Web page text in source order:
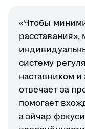
«Чтобы
систему
наставником
отвечает за
помогает
а эйчар